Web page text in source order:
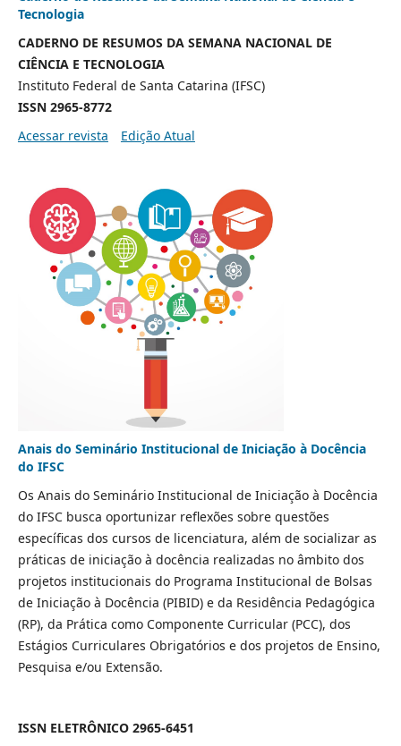
Tecnologia
CADERNO DE RESUMOS DA SEMANA NACIONAL DE
CIÊNCIA E TECNOLOGIA
Instituto Federal de Santa Catarina (IFSC)
ISSN 2965-8772
Acessar revista
Edição Atual
Anais do Seminário Institucional de Iniciação à Docência
do IFSC
Os Anais do Seminário Institucional de Iniciação à Docência
do IFSC busca oportunizar reflexões sobre questões
específicas dos cursos de licenciatura, além de socializar as
práticas de iniciação à docência realizadas no âmbito dos
projetos institucionais do Programa Institucional de Bolsas
de Iniciação à Docência (PIBID) e da Residência Pedagógica
(RP), da Prática como Componente Curricular (PCC), dos
Estágios Curriculares Obrigatórios e dos projetos de Ensino,
Pesquisa e/ou Extensão.
ISSN ELETRÔNICO 2965-6451